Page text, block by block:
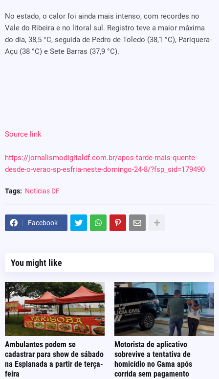
No estado, o calor foi ainda mais intenso, com recordes no
Vale do Ribeira e no litoral sul. Registro teve a maior máxima
do dia, 38,5 °C, seguida de Pedro de Toledo (38,1 °C), Pariquera-
Açu (38 °C) e Sete Barras (37,9 °C).
Source link
https://jornalismodigitaldf.com.br/apos-tarde-mais-quente-
desde-o-verao-sp-esfria-neste-domingo-24-8/?fsp_sid=179490
Tags: Noticias DF
Facebook
You might like
Ambulantes podem se
cadastrar para show de sábado
na Esplanada a partir de terça-
feira
Motorista de aplicativo
sobrevive a tentativa de
homicídio no Gama após
corrida sem pagamento